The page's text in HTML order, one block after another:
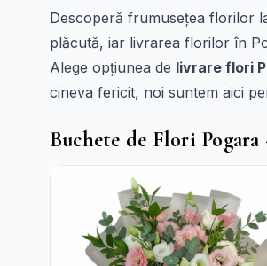
Descoperă frumusețea florilor
plăcută, iar livrarea florilor în
Alege opțiunea de livrare flori
cineva fericit, noi suntem aici
Buchete de Flori